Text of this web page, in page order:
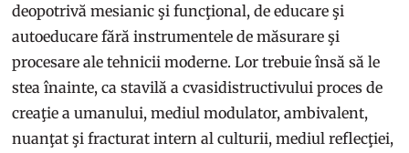
deopotrivă mesianic şi funcţional, de educare şi
autoeducare fără instrumentele de măsurare şi
procesare ale tehnicii moderne. Lor trebuie însă să le
stea înainte, ca stavilă a cvasidistructivului proces de
creaţie a umanului, mediul modulator, ambivalent,
nuanţat şi fracturat intern al culturii, mediul reflecţiei,